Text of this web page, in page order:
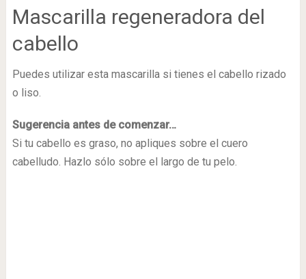
Mascarilla regeneradora del
cabello
Puedes utilizar esta mascarilla si tienes el cabello rizado
o liso.
Sugerencia antes de comenzar…
Si tu cabello es graso, no apliques sobre el cuero
cabelludo. Hazlo sólo sobre el largo de tu pelo.